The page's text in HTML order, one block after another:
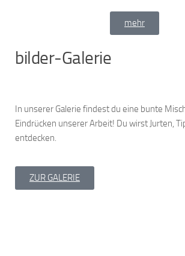
mehr
bilder-Galerie
In unserer Galerie findest du eine bunte
Eindrücken unserer Arbeit! Du wirst Jurten,
entdecken.
ZUR GALERIE